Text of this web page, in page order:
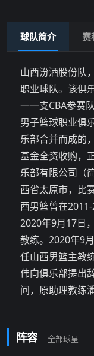
球队简介 赛
山西汾酒股份队
职业球队。该俱
一一支CBA参赛
男子篮球职业俱
乐部合并而成的
基金全资收购，
乐部有限公司（
西省太原市，比
西男篮曾在2011-
2020年9月17日
教练。2020年9
任山西男篮主教
伟向俱乐部提出
问，原助理教练
阵容 全部球星